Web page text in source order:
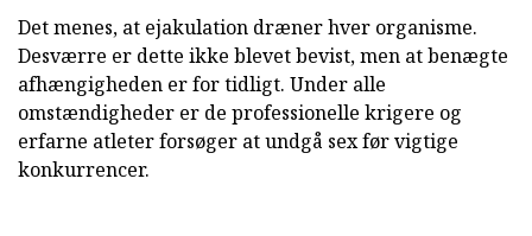
Det menes, at ejakulation dræner hver organisme.
Desværre er dette ikke blevet bevist, men at benægte
afhængigheden er for tidligt. Under alle
omstændigheder er de professionelle krigere og
erfarne atleter forsøger at undgå sex før vigtige
konkurrencer.